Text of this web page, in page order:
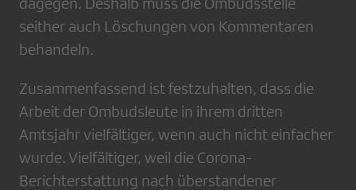
seither auch Löschungen von Kommentaren
behandeln.
Zusammenfassend ist festzuhalten, dass die
Arbeit der Ombudsleute in ihrem dritten
Amtsjahr vielfältiger, wenn auch nicht einfacher
wurde. Vielfältiger, weil die Corona-
Berichterstattung nach überstandener